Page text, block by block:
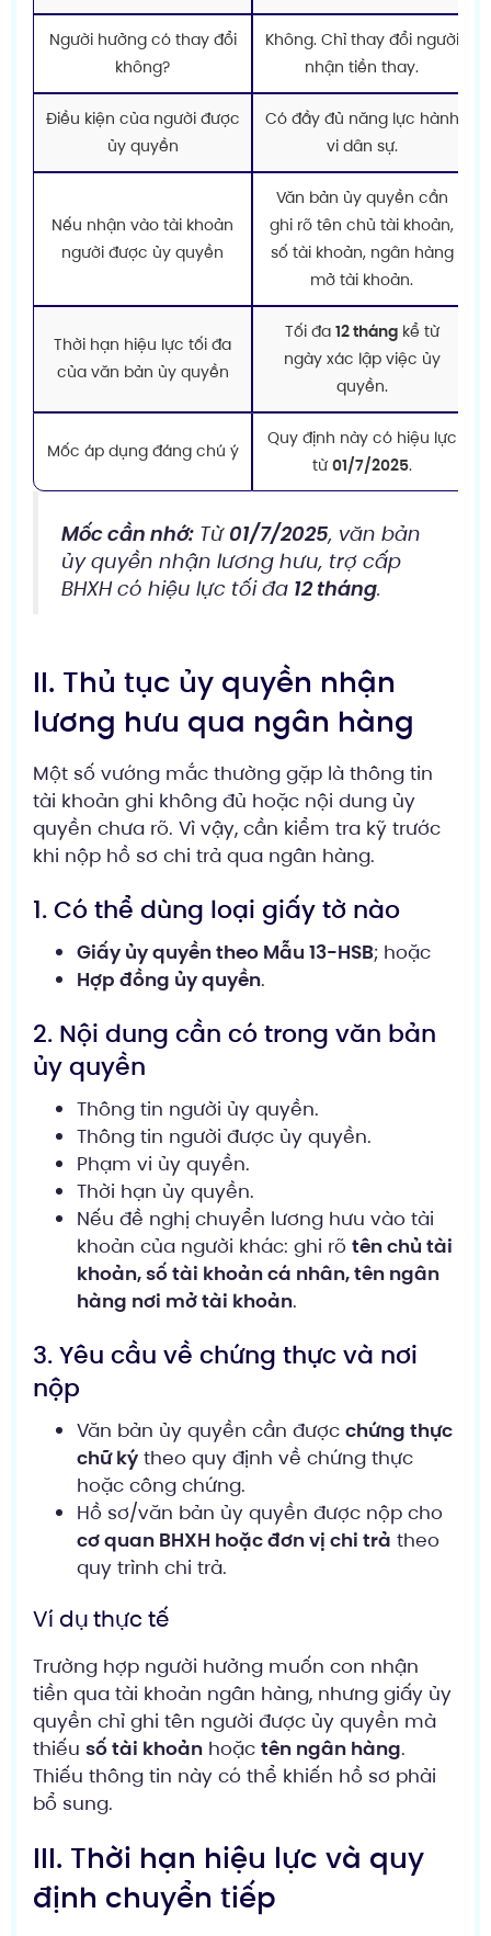
Người hưởng có thay đổi
không?
Không. Chỉ thay đổi người
nhận tiền thay.
Điều kiện của người được
ủy quyền
Có đầy đủ năng lực hành
vi dân sự.
Nếu nhận vào tài khoản
người được ủy quyền
Văn bản ủy quyền cần
ghi rõ tên chủ tài khoản,
số tài khoản, ngân hàng
mở tài khoản.
Thời hạn hiệu lực tối đa
của văn bản ủy quyền
Tối đa 12 thángkể từ
ngày xác lập việc ủy
quyền.
Mốc áp dụng đáng chú ý
Quy định này có hiệu lực
từ 01/7/2025.
Mốc cần nhớ:Từ 01/7/2025, văn bản
ủy quyền nhận lương hưu, trợ cấp
BHXH có hiệu lực tối đa 12 tháng.
II. Thủ tục ủy quyền nhận
lương hưu qua ngân hàng
Một số vướng mắc thường gặp là thông tin
tài khoản ghi không đủ hoặc nội dung ủy
quyền chưa rõ. Vì vậy, cần kiểm tra kỹ trước
khi nộp hồ sơ chi trả qua ngân hàng.
1. Có thể dùng loại giấy tờ nào
Giấy ủy quyền theo Mẫu 13-HSB; hoặc
Hợp đồng ủy quyền.
2. Nội dung cần có trong văn bản
ủy quyền
Thông tin người ủy quyền.
Thông tin người được ủy quyền.
Phạm vi ủy quyền.
Thời hạn ủy quyền.
Nếu đề nghị chuyển lương hưu vào tài
khoản của người khác: ghi rõ tên chủ tài
khoản, số tài khoản cá nhân, tên ngân
hàng nơi mở tài khoản.
3. Yêu cầu về chứng thực và nơi
nộp
Văn bản ủy quyền cần được chứng thực
chữ ký theo quy định về chứng thực
hoặc công chứng.
Hồ sơ/văn bản ủy quyền được nộp cho
cơ quan BHXH hoặc đơn vị chi trả theo
quy trình chi trả.
Ví dụ thực tế
Trường hợp người hưởng muốn con nhận
tiền qua tài khoản ngân hàng, nhưng giấy ủy
quyền chỉ ghi tên người được ủy quyền mà
thiếu số tài khoản hoặc tên ngân hàng.
Thiếu thông tin này có thể khiến hồ sơ phải
bổ sung.
III. Thời hạn hiệu lực và quy
định chuyển tiếp